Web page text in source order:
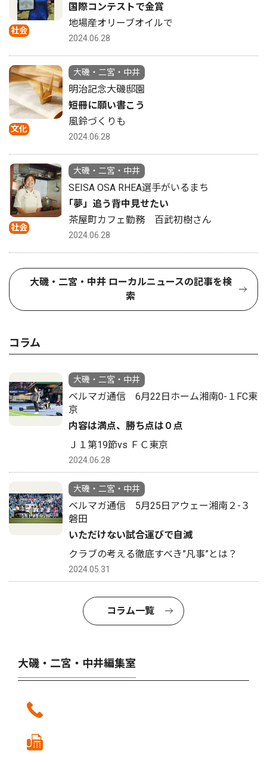
社会
国際コンテストで金賞
地場産オリーブオイルで
2024.06.28
文化
大磯・二宮・中井
明治記念大磯邸園
短冊に願い書こう
風鈴づくりも
2024.06.28
社会
大磯・二宮・中井
SEISA OSA RHEA選手がいるまち
｢夢」追う背中見せたい
茶屋町カフェ勤務 百武初樹さん
2024.06.28
大磯・二宮・中井 ローカルニュースの記事を検
索
コラム
大磯・二宮・中井
ベルマガ通信 6月22日ホーム湘南0-１FC東
京
内容は満点、勝ち点は０点
Ｊ１第19節vs ＦＣ東京
2024.06.28
大磯・二宮・中井
ベルマガ通信 5月25日アウェー湘南２-３
磐田
いただけない試合運びで自滅
クラブの考える徹底すべき”凡事”とは？
2024.05.31
コラム一覧
大磯・二宮・中井編集室